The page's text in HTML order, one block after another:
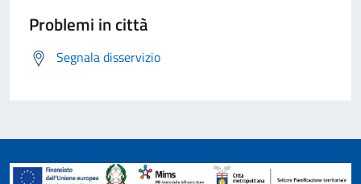
Problemi in città
Segnala disservizio